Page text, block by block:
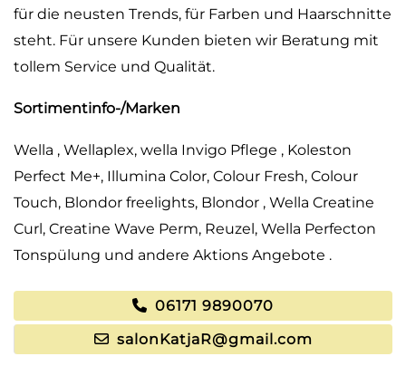
für die neusten Trends, für Farben und Haarschnitte
steht. Für unsere Kunden bieten wir Beratung mit
tollem Service und Qualität.
Sortimentinfo-/Marken
Wella , Wellaplex, wella Invigo Pflege , Koleston
Perfect Me+, Illumina Color, Colour Fresh, Colour
Touch, Blondor freelights, Blondor , Wella Creatine
Curl, Creatine Wave Perm, Reuzel, Wella Perfecton
Tonspülung und andere Aktions Angebote .
06171 9890070
salonKatjaR@gmail.com